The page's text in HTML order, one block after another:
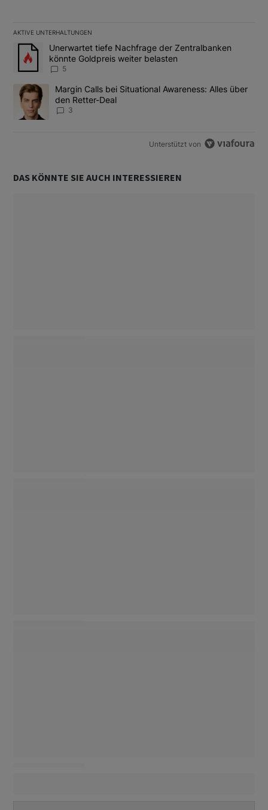
AKTIVE UNTERHALTUNGEN
Das Folgende ist eine Liste der am meisten kommentierten
Ein Trendartikel mit dem Titel "Unerwartet tiefe Nachfrage der
Unerwartet tiefe Nachfrage der Zentralbanken
könnte Goldpreis weiter belasten
5
Ein Trendartikel mit dem Titel "Margin Calls bei Situational
Margin Calls bei Situational Awareness: Alles über
den Retter-Deal
3
Unterstützt von
DAS KÖNNTE SIE AUCH INTERESSIEREN